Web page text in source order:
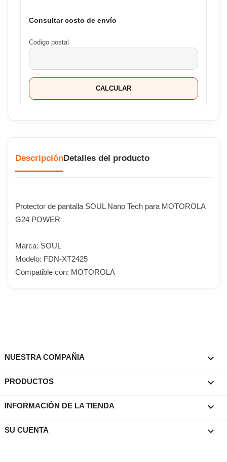
Consultar costo de envío
Codigo postal
CALCULAR
DescripciónDetalles del producto
Protector de pantalla SOUL Nano Tech para MOTOROLA
G24 POWER
Marca: SOUL
Modelo: FDN-XT2425
Compatible con: MOTOROLA
NUESTRA COMPAÑIA 
PRODUCTOS 
INFORMACIÓN DE LA TIENDA keyboard_arrow_down
SU CUENTA 